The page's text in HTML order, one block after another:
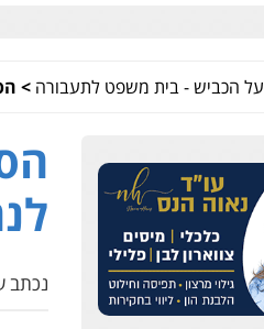
על הכביש - בית משפט לתעבורה >
נכתב